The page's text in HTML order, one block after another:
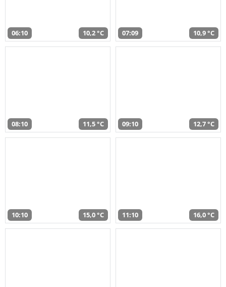
06:10 10,2 °C 07:09 10,9 °C
08:10 11,5 °C 09:10 12,7 °C
10:10 15,0 °C 11:10 16,0 °C